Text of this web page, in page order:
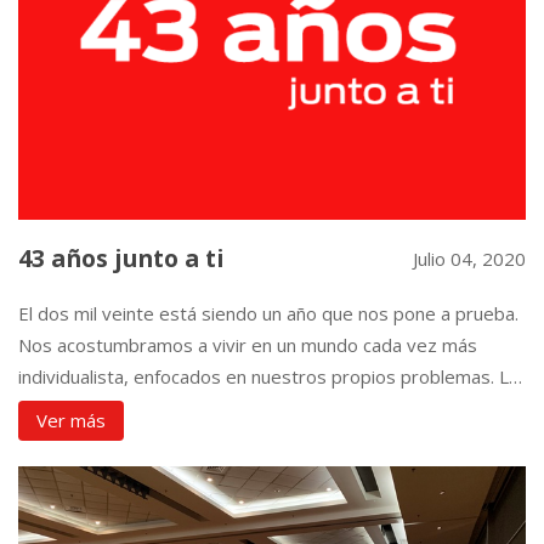
43 años junto a ti Julio 04, 2020
El dos mil veinte está siendo un año que nos pone a prueba.
Nos acostumbramos a vivir en un mundo cada vez más
individualista, enfocados en nuestros propios problemas. La
situación hace que nos debamos unir como sociedad para
salir juntos adelante. Creemos fervientemente que siempre
debemos buscar el lado positivo ante toda situación. Por
eso, hoy levantamos nuestras copas por nuestra ciudad,
nuestro país, por todos. Que podamos salir adelante de la
En nuestro 43 aniversario, queremos agradecer a nuestros
clientes por la confianza que nos brindan diariamente.
Nuestro compromiso es continuar dando un servicio
Ver más